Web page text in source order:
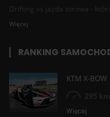
Drifting vs jazda torowa -
Więcej
RANKING
KTM X-BOW
295
Więcej